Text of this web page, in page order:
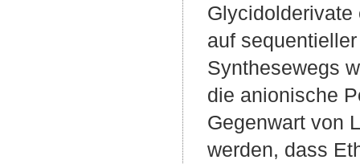
auf
Synthesewegs
die anionische
Gegenwart von
werden, dass